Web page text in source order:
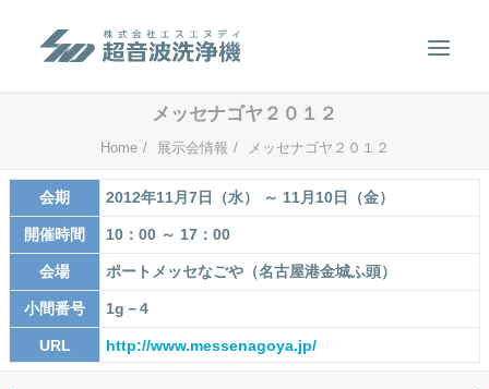
製品案内
超音波洗浄のしくみ
特徴
用途
販売事例
洗浄液について
メッセナゴヤ２０１２
Home 展示会情報 メッセナゴヤ２０１２
会期 2012年11月7日（水） ～ 11月10日（金）
開催時間 10：00 ～ 17：00
会場 ポートメッセなごや（名古屋港金城ふ頭）
小間番号 1g－4
URL http://www.messenagoya.jp/